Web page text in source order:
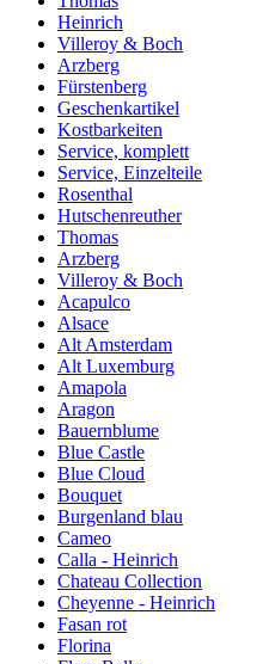
Heinrich
Villeroy & Boch
Arzberg
Fürstenberg
Geschenkartikel
Kostbarkeiten
Service, komplett
Service, Einzelteile
Rosenthal
Hutschenreuther
Thomas
Arzberg
Villeroy & Boch
Acapulco
Alsace
Alt Amsterdam
Alt Luxemburg
Amapola
Aragon
Bauernblume
Blue Castle
Blue Cloud
Bouquet
Burgenland blau
Cameo
Calla - Heinrich
Chateau Collection
Cheyenne - Heinrich
Fasan rot
Florina